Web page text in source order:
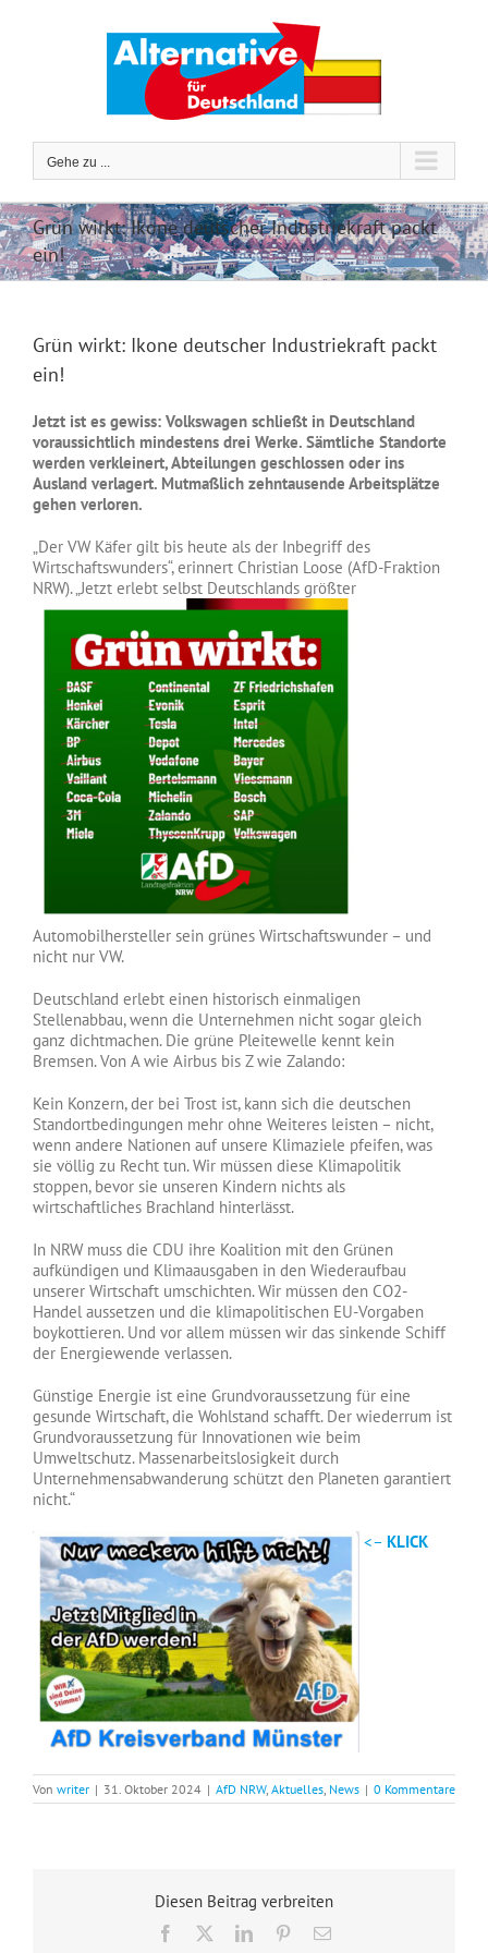
Gehe zu ...
Grün wirkt: Ikone deutscher Industriekraft packt
ein!
Grün wirkt: Ikone deutscher Industriekraft packt
ein!
Jetzt ist es gewiss: Volkswagen schließt in Deutschland
voraussichtlich mindestens drei Werke. Sämtliche Standorte
werden verkleinert, Abteilungen geschlossen oder ins
Ausland verlagert. Mutmaßlich zehntausende Arbeitsplätze
gehen verloren.
„Der VW Käfer gilt bis heute als der Inbegriff des
Wirtschaftswunders“, erinnert Christian Loose (AfD-Fraktion
NRW). „Jetzt erlebt selbst Deutschlands größter
Automobilhersteller sein grünes Wirtschaftswunder – und
nicht nur VW.
Deutschland erlebt einen historisch einmaligen
Stellenabbau, wenn die Unternehmen nicht sogar gleich
ganz dichtmachen. Die grüne Pleitewelle kennt kein
Bremsen. Von A wie Airbus bis Z wie Zalando:
Kein Konzern, der bei Trost ist, kann sich die deutschen
Standortbedingungen mehr ohne Weiteres leisten – nicht,
wenn andere Nationen auf unsere Klimaziele pfeifen, was
sie völlig zu Recht tun. Wir müssen diese Klimapolitik
stoppen, bevor sie unseren Kindern nichts als
wirtschaftliches Brachland hinterlässt.
In NRW muss die CDU ihre Koalition mit den Grünen
aufkündigen und Klimaausgaben in den Wiederaufbau
unserer Wirtschaft umschichten. Wir müssen den CO2-
Handel aussetzen und die klimapolitischen EU-Vorgaben
boykottieren. Und vor allem müssen wir das sinkende Schiff
der Energiewende verlassen.
Günstige Energie ist eine Grundvoraussetzung für eine
gesunde Wirtschaft, die Wohlstand schafft. Der wiederrum ist
Grundvoraussetzung für Innovationen wie beim
Umweltschutz. Massenarbeitslosigkeit durch
Unternehmensabwanderung schützt den Planeten garantiert
nicht.“
<– KLICK
Von writer | 31. Oktober 2024 | AfD NRW, Aktuelles News | 0 Kommentare
Diesen Beitrag verbreiten
Facebook LinkedInPinterest
E-